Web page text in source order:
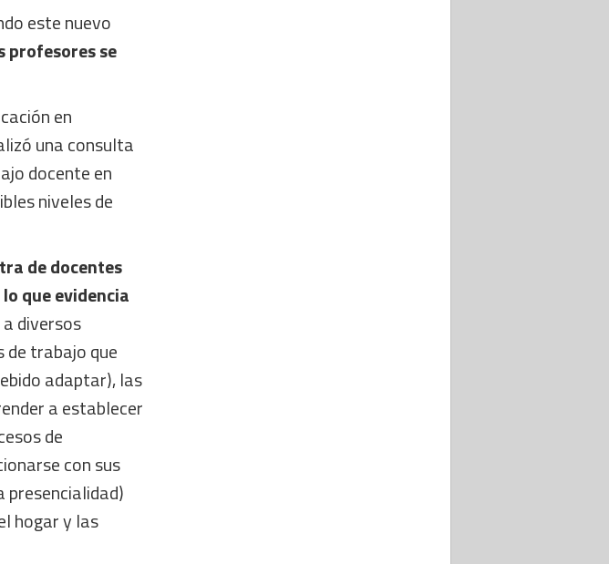
este nuevo
profesores se
en
una consulta
docente en
niveles de
de docentes
que evidencia
diversos
de trabajo que
adaptar), las
a establecer
de
con sus
presencialidad)
hogar y las